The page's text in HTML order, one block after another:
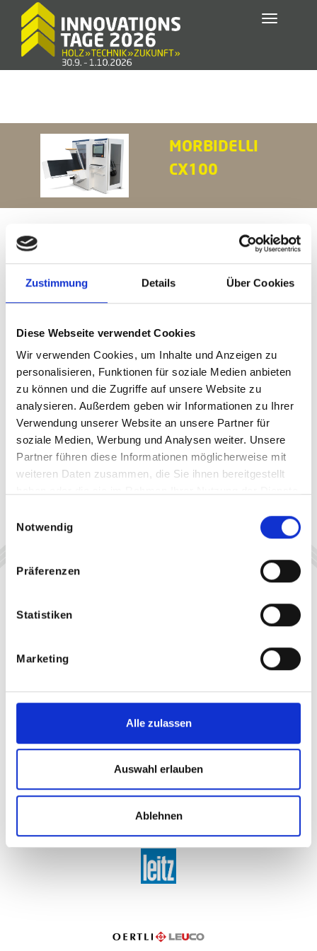
Zustimmung Details Über Cookies
Diese Webseite verwendet Cookies
Wir verwenden Cookies, um Inhalte und Anzeigen zu
personalisieren, Funktionen für soziale Medien anbieten
zu können und die Zugriffe auf unsere Website zu
analysieren. Außerdem geben wir Informationen zu Ihrer
Verwendung unserer Website an unsere Partner für
soziale Medien, Werbung und Analysen weiter. Unsere
Partner führen diese Informationen möglicherweise mit
weiteren Daten zusammen, die Sie ihnen bereitgestellt
Notwendig
Präferenzen
Statistiken
Marketing
Alle zulassen
Auswahl erlauben
Ablehnen
Toggle
MORBIDELLI
CX100